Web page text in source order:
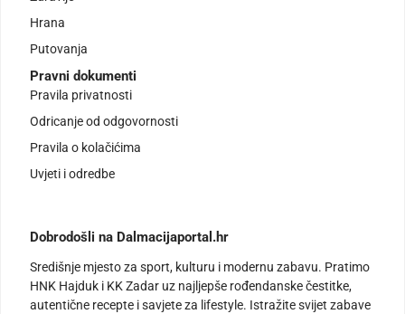
Hrana
Putovanja
Pravni dokumenti
Pravila privatnosti
Odricanje od odgovornosti
Pravila o kolačićima
Uvjeti i odredbe
Dobrodošli na Dalmacijaportal.hr
Središnje mjesto za sport, kulturu i modernu zabavu. Pratimo
HNK Hajduk i KK Zadar uz najljepše rođendanske čestitke,
autentične recepte i savjete za lifestyle. Istražite svijet zabave